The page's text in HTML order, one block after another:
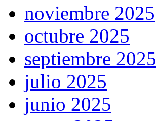
noviembre 2025
octubre 2025
septiembre 2025
julio 2025
junio 2025